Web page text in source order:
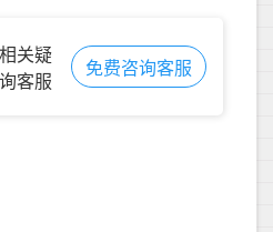
关疑
客服
免费咨询客服